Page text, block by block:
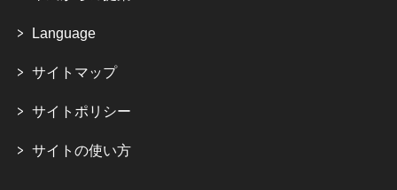
Language
サイトマップ
サイトポリシー
サイトの使い方